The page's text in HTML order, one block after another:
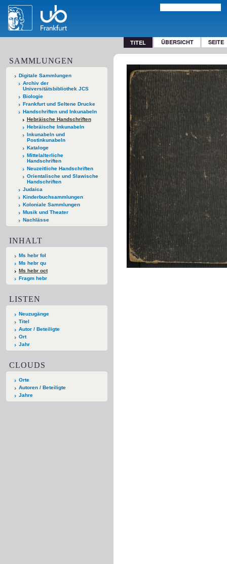
TITEL ÜBERSICHT SEITE
SAMMLUNGEN
Digitale Sammlungen
Archiv der
Universitätsbibliothek JCS
Biologie
Frankfurt und Seltene Drucke
Handschriften und Inkunabeln
Hebräische Handschriften
Hebräische Inkunabeln
Inkunabeln und
Postinkunabeln
Kataloge
Mittelalterliche
Handschriften
Neuzeitliche Handschriften
Orientalische und Slawische
Handschriften
Judaica
Kinderbuchsammlungen
Koloniale Sammlungen
Musik und Theater
Nachlässe
INHALT
Ms hebr fol
Ms hebr qu
Ms hebr oct
Fragm hebr
LISTEN
Neuzugänge
Titel
Autor / Beteiligte
Ort
Jahr
CLOUDS
Orte
Autoren / Beteiligte
Jahre